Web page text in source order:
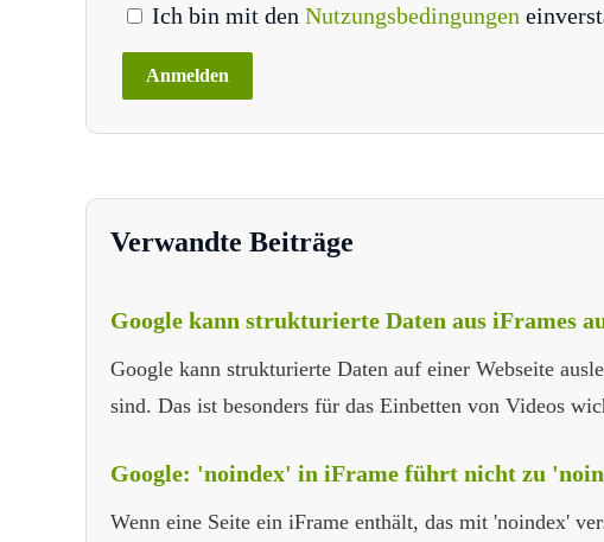
Ich bin mit den Nutzungsbedingungen
Verwandte Beiträge
Google kann strukturierte Daten aus iFrames
Google kann strukturierte Daten auf einer Webseite
sind. Das ist besonders für das Einbetten von Videos
Google: 'noindex' in iFrame führt nicht zu
Wenn eine Seite ein iFrame enthält, das mit 'noindex'